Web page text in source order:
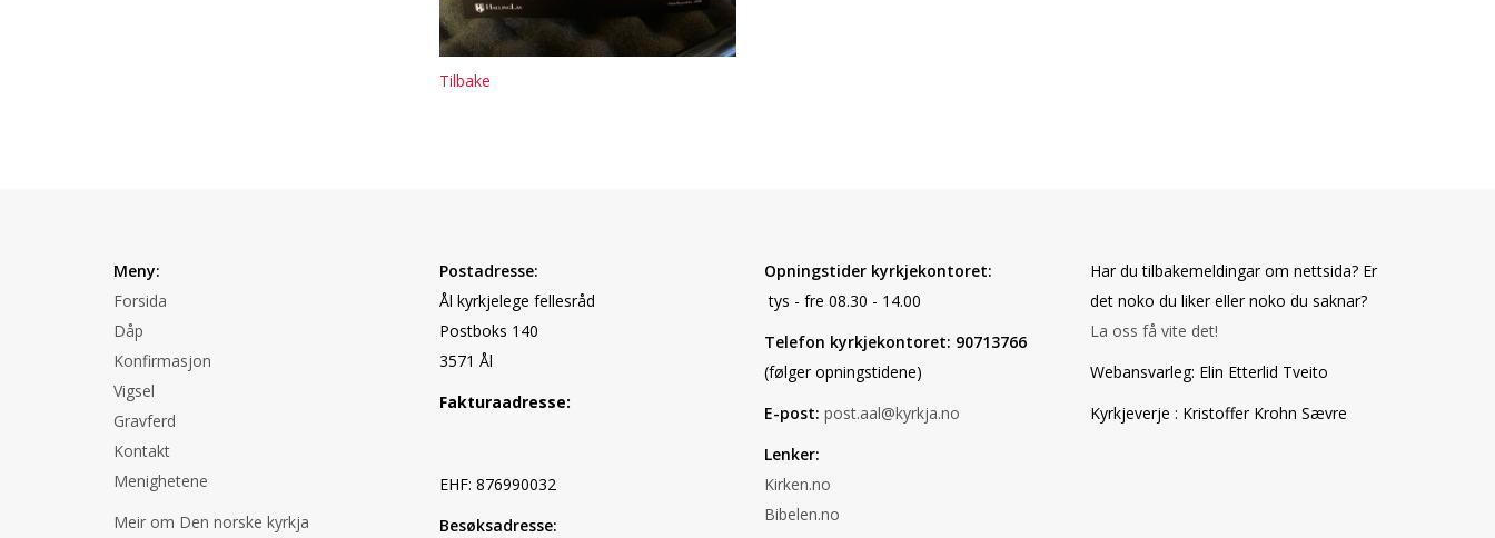
Tilbake
Meny:
Forsida
Dåp
Konfirmasjon
Vigsel
Gravferd
Kontakt
Menighetene
Meir om Den norske kyrkja
Postadresse:
Ål kyrkjelege fellesråd
Postboks 140
3571 Ål
Fakturaadresse:
EHF: 876990032
Besøksadresse:
Opningstider kyrkjekontoret:
tys - fre 08.30 - 14.00
Telefon kyrkjekontoret: 90713766
(følger opningstidene)
E-post: post.aal@kyrkja.no
Lenker:
Kirken.no
Bibelen.no
Har du tilbakemeldingar om nettsida? Er
det noko du liker eller noko du saknar?
La oss få vite det!
Webansvarleg: Elin Etterlid Tveito
Kyrkjeverje : Kristoffer Krohn Sævre